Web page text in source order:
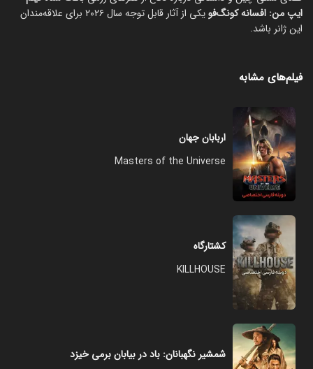
ایپ من: افسانه کونگ‌فو
یکی از آثار قابل توجه سال ۲۰۲۶ برای علاقه‌مندان
این ژانر باشد.
فیلم‌های مشابه
اربابان جهان
Masters of the Universe
کشتارگاه
KILLHOUSE
شمشیر نگهبانان: باد در بیابان برمی خیزد